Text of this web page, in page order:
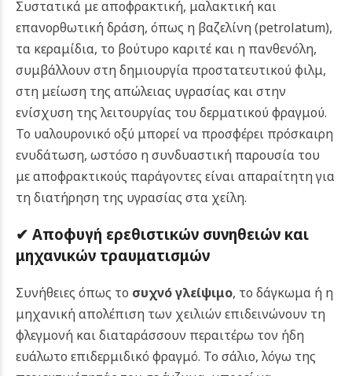
Συστατικά με αποφρακτική, μαλακτική και
επανορθωτική δράση, όπως η βαζελίνη (petrolatum),
τα κεραμίδια, το βούτυρο καριτέ και η πανθενόλη,
συμβάλλουν στη δημιουργία προστατευτικού φιλμ,
στη μείωση της απώλειας υγρασίας και στην
ενίσχυση της λειτουργίας του δερματικού φραγμού.
Το υαλουρονικό οξύ μπορεί να προσφέρει πρόσκαιρη
ενυδάτωση, ωστόσο η συνδυαστική παρουσία του
με αποφρακτικούς παράγοντες είναι απαραίτητη για
τη διατήρηση της υγρασίας στα χείλη.
✔ Αποφυγή ερεθιστικών συνηθειών και
μηχανικών τραυματισμών
Συνήθειες όπως το συχνό γλείψιμο, το δάγκωμα ή η
μηχανική απολέπιση των χειλιών επιδεινώνουν τη
φλεγμονή και διαταράσσουν περαιτέρω τον ήδη
ευάλωτο επιδερμιδικό φραγμό. Το σάλιο, λόγω της